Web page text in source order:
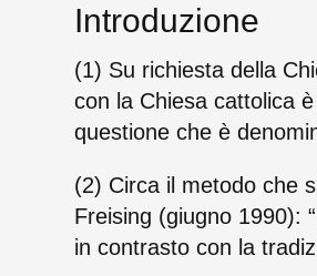
Introduzione
(1) Su richiesta della
con la Chiesa cattolica
questione che è
(2) Circa il metodo che
Freising (giugno 1990):
in contrasto con la